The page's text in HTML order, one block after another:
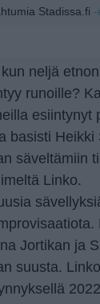
Stadissa.fi -
neljä
runoille?
esiintynyt
basisti
säveltämiin
Linko.
Jortikan ja
suusta.